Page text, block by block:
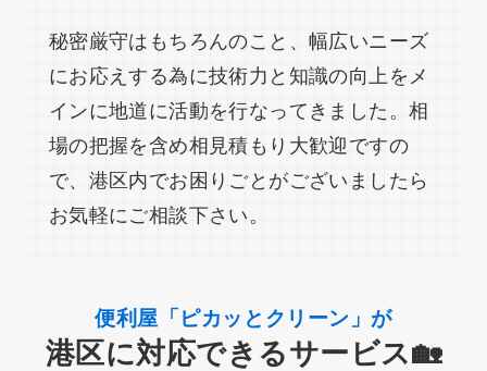
秘密厳守はもちろんのこと、幅広いニーズ
にお応えする為に技術力と知識の向上をメ
インに地道に活動を行なってきました。相
場の把握を含め相見積もり大歓迎ですの
で、港区内でお困りごとがございましたら
お気軽にご相談下さい。
便利屋「ピカッとクリーン」が
港区に対応できるサービス🏡